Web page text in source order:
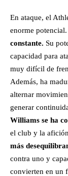
En ataque, el
enorme potencial.
constante. Su
capacidad para
muy difícil de
Además, ha
alternar
generar
Williams se ha
el club y la
más
contra uno y
convierten en un